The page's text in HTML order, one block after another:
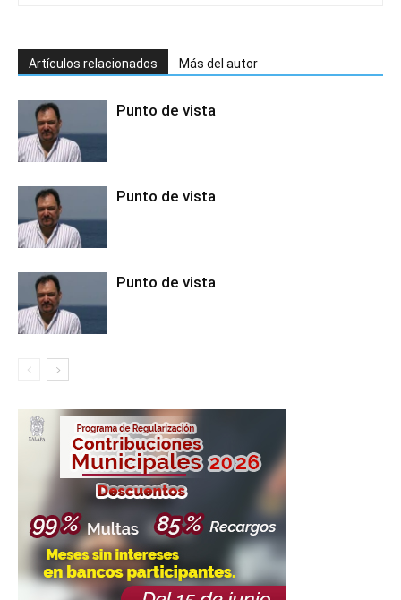
Artículos relacionados Más del autor
Punto de vista
Punto de vista
Punto de vista